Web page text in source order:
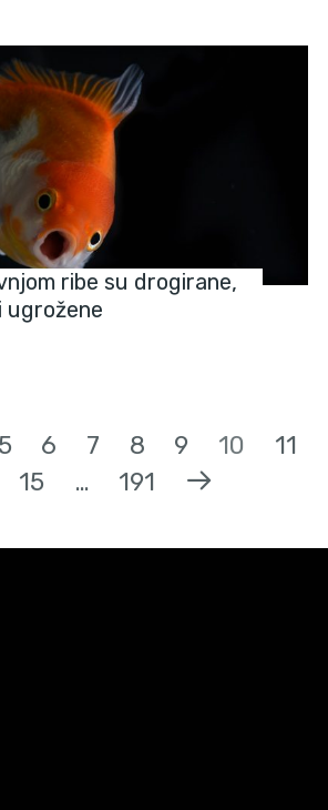
ribe su drogirane,
ugrožene
5 6 7 8 9 10
11
15 … 191